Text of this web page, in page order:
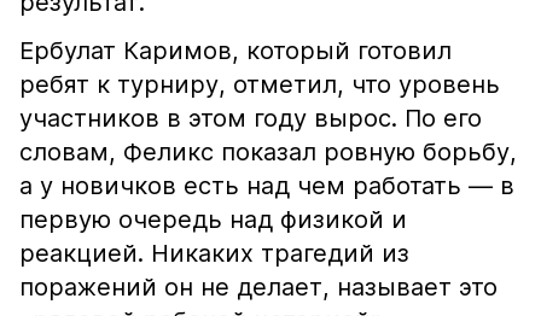
Ербулат Каримов, который готовил
ребят к турниру, отметил, что уровень
участников в этом году вырос. По его
словам, Феликс показал ровную борьбу,
а у новичков есть над чем работать — в
первую очередь над физикой и
реакцией. Никаких трагедий из
поражений он не делает, называет это